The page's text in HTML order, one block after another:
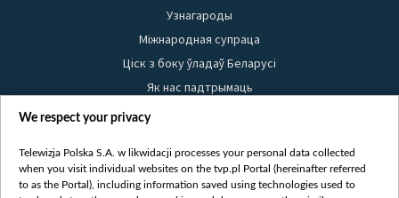
Узнагароды
Міжнародная супраца
Ціск з боку ўладаў Беларусі
Як нас падтрымаць
Правілы выкарыстання матэрыялаў
Бяспека
Youtube
We respect your privacy
Telewizja Polska S.A. w likwidacji processes your personal data collected
when you visit individual websites on the tvp.pl Portal (hereinafter referred
to as the Portal), including information saved using technologies used to